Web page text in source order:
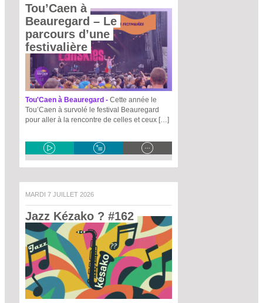
Tou’Caen à
Beauregard – Le
parcours d’une
festivalière
Tou'Caen à Beauregard - Cette année le
Tou’Caen à survolé le festival Beauregard
pour aller à la rencontre de celles et ceux […]
MARDI 7 JUILLET 2026
Jazz Kézako ? #162